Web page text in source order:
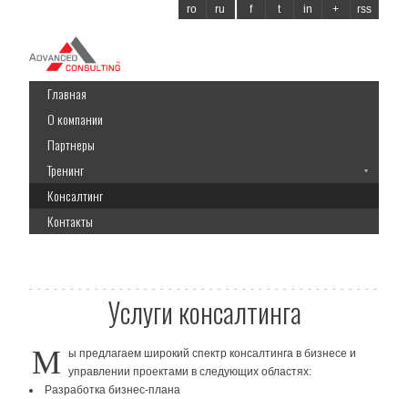
ro ru f t in + rss
Главная
О компании
Партнеры
Тренинг
Консалтинг
Контакты
Услуги консалтинга
М
ы предлагаем широкий спектр консалтинга в бизнесе и
управлении проектами в следующих областях:
Разработка бизнес-плана